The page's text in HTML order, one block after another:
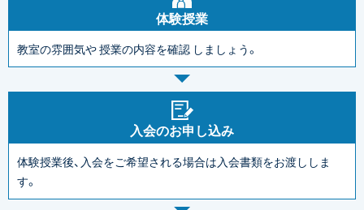
体験授業
教室の雰囲気や授業の内容を確認 しましょう。
入会のお申し込み
体験授業後、入会をご希望される場合は入会書類をお渡ししま
す。